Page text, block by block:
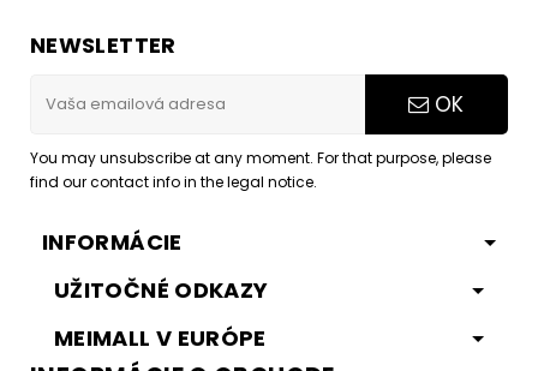
NEWSLETTER
OK
You may unsubscribe at any moment. For that purpose, please
find our contact info in the legal notice.
INFORMÁCIE
UŽITOČNÉ ODKAZY
MEIMALL V EURÓPE